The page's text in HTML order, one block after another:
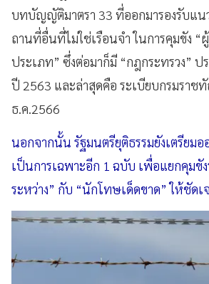
บทบัญญัติมาตรา 33 ที่ออกมารองรับแน
ถานที่อื่นที่ไม่ใช่เรือนจำ ในการคุมขัง “ผู้
ประเภท” ซึ่งต่อมาก็มี “กฎกระทรวง” ป
ปี 2563 และล่าสุดคือ ระเบียบกรมราช
ธ.ค.2566
นอกจากนั้น รัฐมนตรียุติธรรมยังเตรียมอ
เป็นการเฉพาะอีก 1 ฉบับ เพื่อแยกคุมขัง
ระหว่าง” กับ “นักโทษเด็ดขาด” ให้ชัดเ